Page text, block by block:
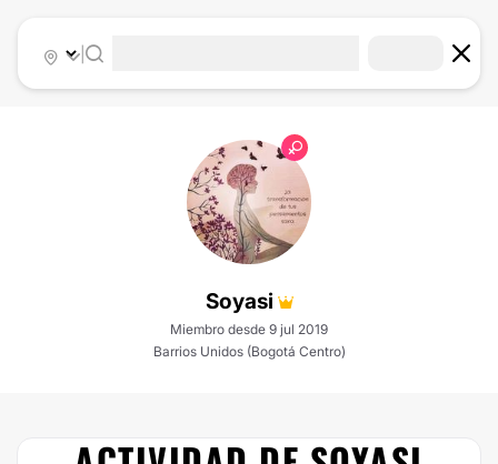
|
Soyasi
Miembro desde 9 jul 2019
Barrios Unidos (Bogotá Centro)